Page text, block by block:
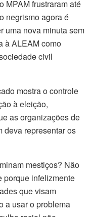
MPAM frustraram até
negrismo agora é
uma nova minuta sem
à ALEAM como
civil
mostra o controle
à eleição,
as organizações de
deva representar os
mestiços? Não
porque infelizmente
que visam
a usar o problema